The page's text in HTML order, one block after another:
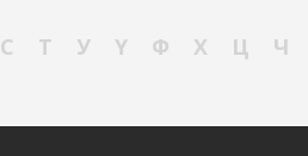
С Т У Ү Ф Х Ц Ч